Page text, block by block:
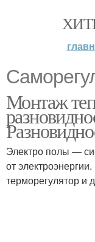
Монтаж
Электро полы —
от
терморегулятор и